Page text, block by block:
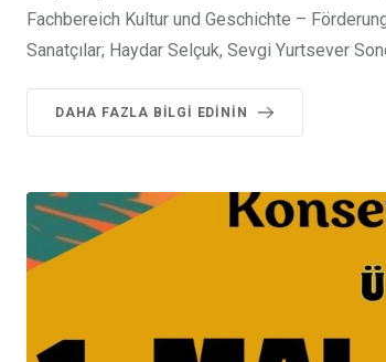
Fachbereich Kultur und Geschichte –
Sanatçılar; Haydar Selçuk, Sevgi Yurtsever
DAHA FAZLA BILGI EDININ